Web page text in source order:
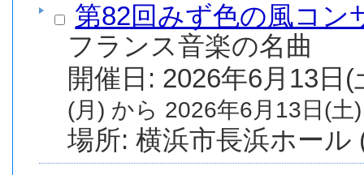
第82回みず色の風コン
フランス音楽の名曲
(月) から 2026年6月13日(土
場所: